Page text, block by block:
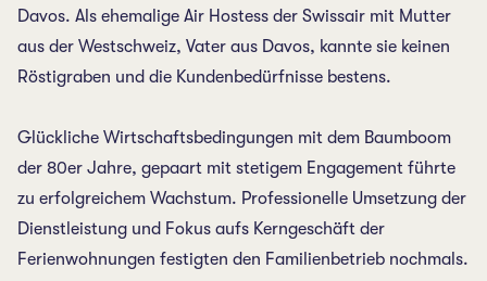
Davos. Als ehemalige Air Hostess der Swissair mit Mutter
aus der Westschweiz, Vater aus Davos, kannte sie keinen
Röstigraben und die Kundenbedürfnisse bestens.
Glückliche Wirtschaftsbedingungen mit dem Baumboom
der 80er Jahre, gepaart mit stetigem Engagement führte
zu erfolgreichem Wachstum. Professionelle Umsetzung der
Dienstleistung und Fokus aufs Kerngeschäft der
Ferienwohnungen festigten den Familienbetrieb nochmals.